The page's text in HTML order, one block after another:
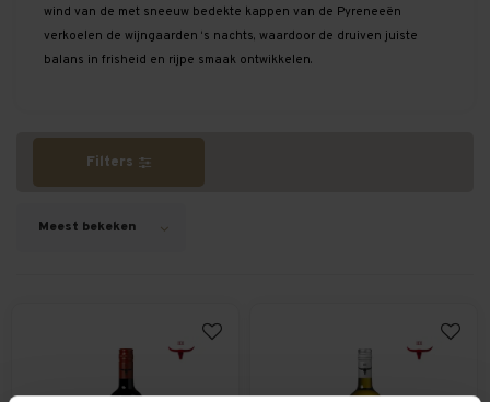
wind van de met sneeuw bedekte kappen van de Pyreneeën
verkoelen de wijngaarden ‘s nachts, waardoor de druiven juiste
balans in frisheid en rijpe smaak ontwikkelen.
Filters
Meest bekeken